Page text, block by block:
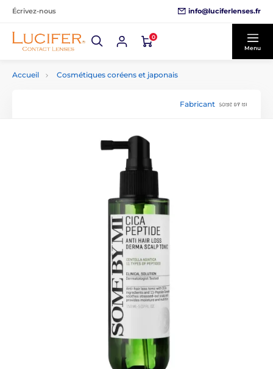
Écrivez-nous info@luciferlenses.fr
0
Menu
Accueil Cosmétiques coréens et japonais
Fabricant